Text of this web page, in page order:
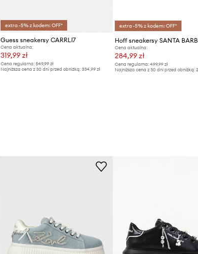
extra -5% z kodem: OFF*
Guess sneakersy CARRLI7
Cena aktualna:
319,99 zł
Cena regularna: 549,99 zł
Najniższa cena z 30 dni przed obniżką: 334,99 zł
extra -5% z kodem: OFF*
Hoff sneakersy SANTA
Cena aktualna:
284,99 zł
Cena regularna: 499,99 zł
Najniższa cena z 30 dni przed obniżką: